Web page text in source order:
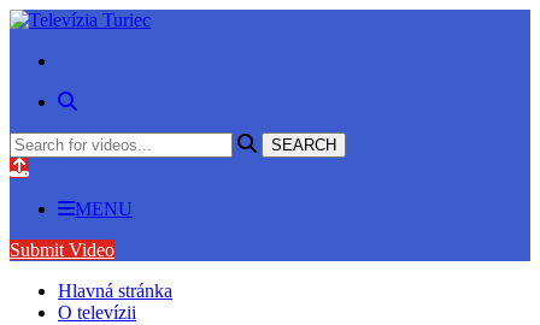
MENU
Submit Video
Hlavná stránka
O televízii